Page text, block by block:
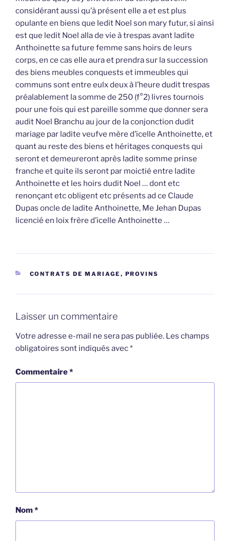
considérant aussi qu’à présent elle a et est plus
opulante en biens que ledit Noel son mary futur, si ainsi
est que ledit Noel alla de vie à trespas avant ladite
Anthoinette sa future femme sans hoirs de leurs
corps, en ce cas elle aura et prendra sur la succession
des biens meubles conquests et immeubles qui
communs sont entre eulx deux à l’heure dudit trespas
préalablement la somme de 250 (f°2) livres tournois
pour une fois qui est pareille somme que donner sera
audit Noel Branchu au jour de la conjonction dudit
mariage par ladite veufve mère d’icelle Anthoinette, et
quant au reste des biens et héritages conquests qui
seront et demeureront après ladite somme prinse
franche et quite ils seront par moictié entre ladite
Anthoinette et les hoirs dudit Noel … dont etc
renonçant etc obligent etc présents ad ce Claude
Dupas oncle de ladite Anthoinette, Me Jehan Dupas
licencié en loix frère d’icelle Anthoinette …
CATÉGORIES
CONTRATS DE MARIAGE , PROVINS
Laisser un commentaire
Votre adresse e-mail ne sera pas publiée. Les champs
obligatoires sont indiqués avec*
Commentaire*
Nom*